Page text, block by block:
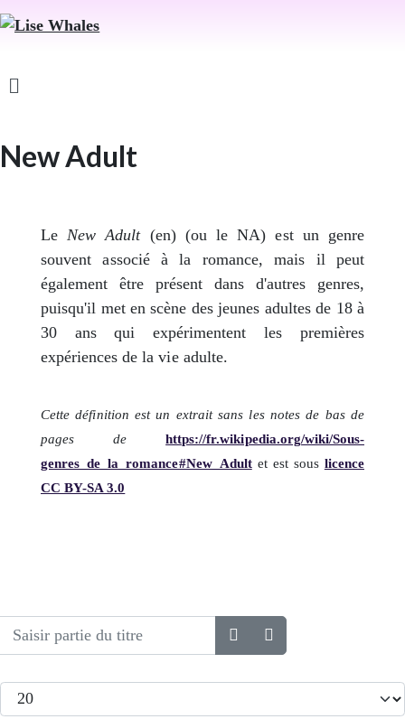
New Adult
LeNew Adult(en) (ou le NA) est un genre
souvent associé à la romance, mais il peut
également être présent dans d'autres genres,
puisqu'il met en scène des jeunes adultes de 18 à
30 ans qui expérimentent les premières
expériences de la vie adulte.
Cette définition est un extrait sans les notes de bas de
pages dehttps://fr.wikipedia.org/wiki/Sous-
genres_de_la_romance#New_Adultet est sous licence
CC BY-SA 3.0
Saisir partie du titre
Afficher #